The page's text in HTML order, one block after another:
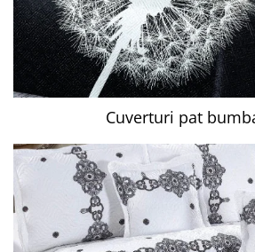
Cuverturi pat